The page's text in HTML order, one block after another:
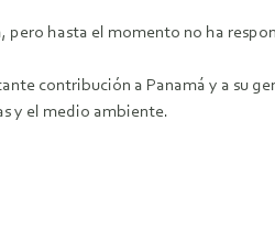
pero hasta el momento no ha
contribución a Panamá y a su
y el medio ambiente.